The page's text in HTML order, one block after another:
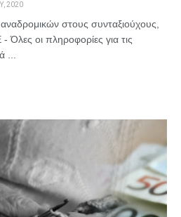
2020
στους συνταξιούχους,
οι πληροφορίες για τις
...